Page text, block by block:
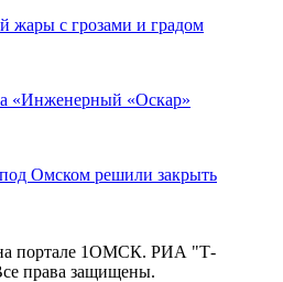
жары с грозами и градом
«Инженерный «Оскар»
Омском решили закрыть
портале 1ОМСК. РИА "Т-
защищены.